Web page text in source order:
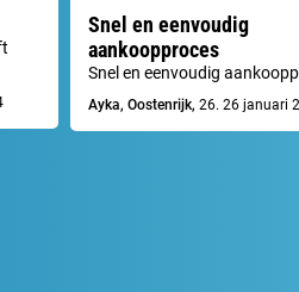
Snel en eenvoudig
aankoopproces
Snel en eenvoudig
Ayka, Oostenrijk, 26. 26 januari